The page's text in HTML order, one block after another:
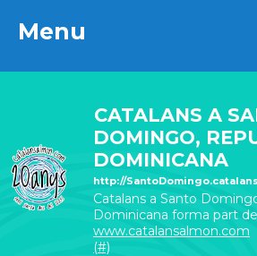
Menu
CATALANS A
DOMINGO,
DOMINICANA
http://
Catalans a Santo
Dominicana forma part
www.catalansalmon.com
(#)
Menu